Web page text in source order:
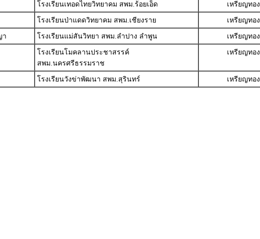
โรงเรียนเทอดไทยวิทยาคม สพม.ร้อยเอ็ด
เหรียญทอง
โรงเรียนป่าแดดวิทยาคม สพม.เชียงราย
เหรียญทอง
า โรงเรียนแม่สันวิทยา สพม.ลำปาง ลำพูน
เหรียญทอง
โรงเรียนโมคลานประชาสรรค์
สพม.นครศรีธรรมราช
เหรียญทอง
โรงเรียนวังข่าพัฒนา สพม.สุรินทร์ เหรียญทอง